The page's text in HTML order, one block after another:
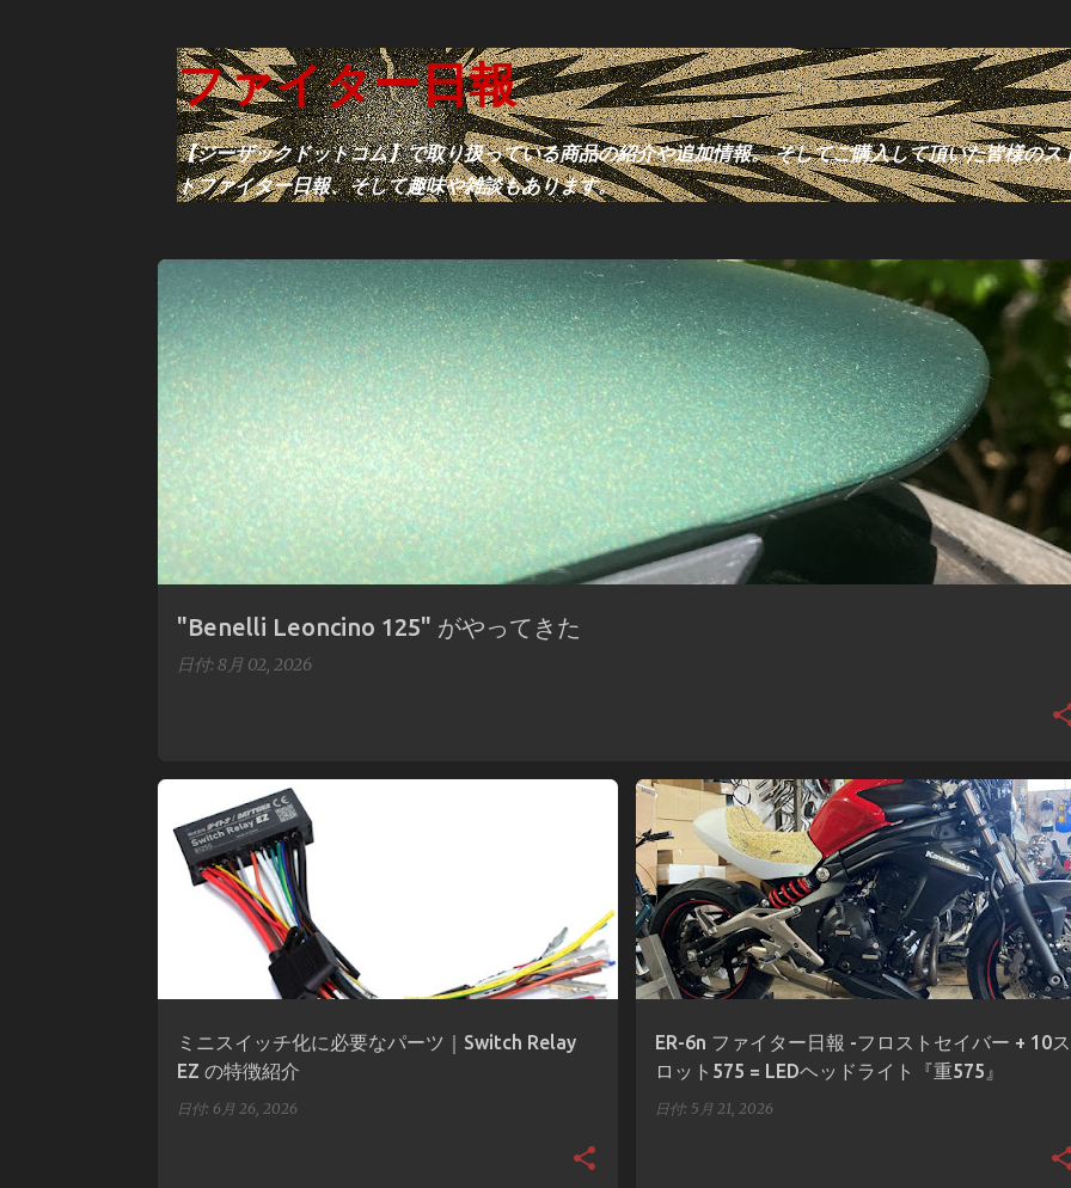
ファイター日報
【ジーザックドットコム】で取り扱っている商品の紹介や追加情報。 そしてご購入して頂いた皆様のス
トファイター日報、そして趣味や雑談もあります。
投
稿
"Benelli Leoncino 125" がやってきた
日付:8月 02, 2026
BENELLI LEONCINO125 ベネリ レオンチーノ125
ミニスイッチ化に必要なパーツ｜Switch Relay
EZ の特徴紹介
日付: 6月 26, 2026
デイトナ ハンドルスイッチ
ER-6n ファイター日報 -フロストセイバー + 10ス
ロット575 = LEDヘッドライト『重575』
日付: 5月 21, 2026
ER-6N KAWASAKI ファイター日報 ヘッドライト